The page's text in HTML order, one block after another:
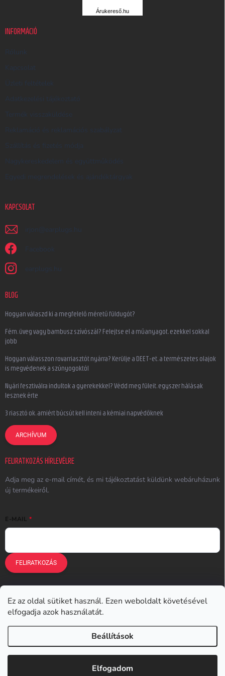
Ez az oldal sütiket használ. Ezen weboldalt követésével
elfogadja azok használatát.
Beállítások
Elfogadom
U
Árukereső.hu
INFORMÁCIÓ
Rólunk
Kapcsolat
Üzleti feltételek
Adatkezelési tájékoztató
Termék visszaküldése
Reklamáció és reklamációs szabályzat
Szállítás és fizetés módja
Nagykereskedelem és együttműködés
Egyedi megrendelések és ajándéktárgyak
KAPCSOLAT
irjon @ earplugs.hu
Facebook
earplugs.hu
BLOG
Hogyan válaszd ki a megfelelő méretű füldugót?
Fém, üveg vagy bambusz szívószál? Felejtse el a műanyagot, ezekkel sokkal
jobb
Hogyan válasszon rovarriasztót nyárra? Kerülje a DEET-et, a természetes olajok
is megvédenek a szúnyogoktól
Nyári fesztiválra indultok a gyerekekkel? Védd meg füleit, egyszer hálásak
lesznek érte
3 riasztó ok, amiért búcsút kell inteni a kémiai napvédőknek
ARCHÍVUM
FELIRATKOZÁS HÍRLEVÉLRE
Adja meg az e-mail címét, és mi tájékoztatást küldünk webáruházunk
új termékeiről.
E-MAIL
FELIRATKOZÁS
Earplugs.cz Earplugs.sk
Earplugs.at Earplugs.ro Lunesto.cz
Earplugs.hu . Minden jog fenntartva.